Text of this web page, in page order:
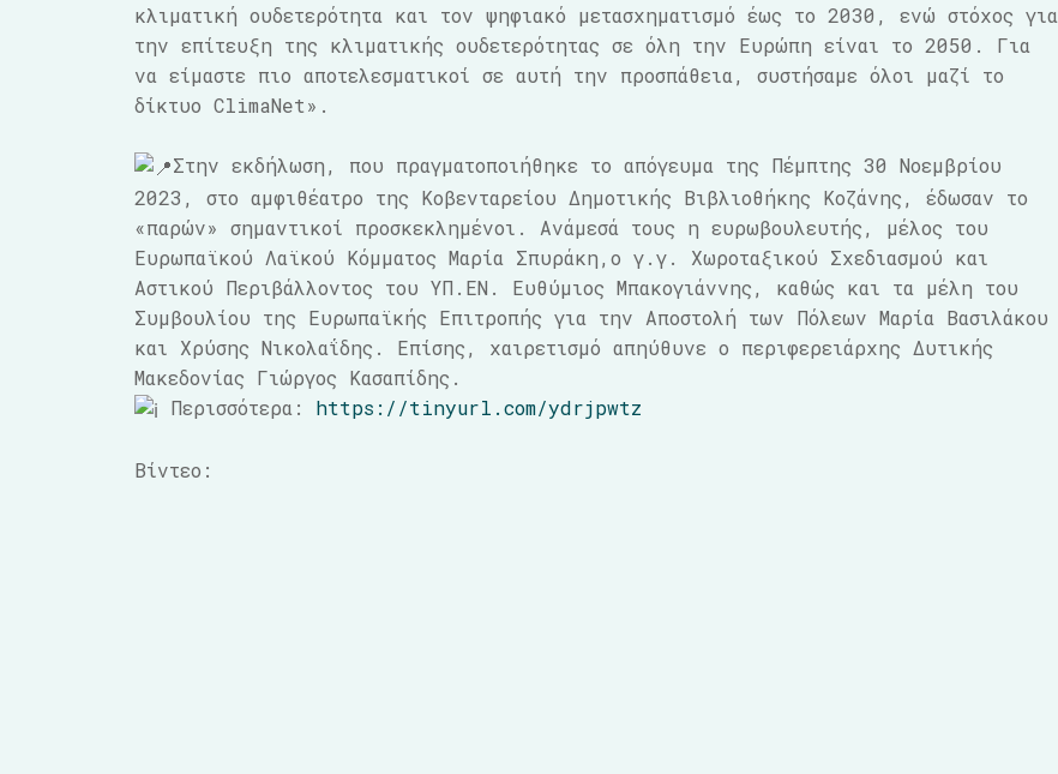
κλιματική ουδετερότητα και τον ψηφιακό μετασχηματισμό έως το 2030, ενώ στόχος για
την επίτευξη της κλιματικής ουδετερότητας σε όλη την Ευρώπη είναι το 2050. Για
να είμαστε πιο αποτελεσματικοί σε αυτή την προσπάθεια, συστήσαμε όλοι μαζί το
δίκτυο ClimaNet».
Στην εκδήλωση, που πραγματοποιήθηκε το απόγευμα της Πέμπτης 30 Νοεμβρίου
2023, στο αμφιθέατρο της Κοβενταρείου Δημοτικής Βιβλιοθήκης Κοζάνης, έδωσαν το
«παρών» σημαντικοί προσκεκλημένοι. Ανάμεσά τους η ευρωβουλευτής, μέλος του
Ευρωπαϊκού Λαϊκού Κόμματος Μαρία Σπυράκη,ο γ.γ. Χωροταξικού Σχεδιασμού και
Αστικού Περιβάλλοντος του ΥΠ.ΕΝ. Ευθύμιος Μπακογιάννης, καθώς και τα μέλη του
Συμβουλίου της Ευρωπαϊκής Επιτροπής για την Αποστολή των Πόλεων Μαρία Βασιλάκου
και Χρύσης Νικολαΐδης. Επίσης, χαιρετισμό απηύθυνε ο περιφερειάρχης Δυτικής
Μακεδονίας Γιώργος Κασαπίδης.
Περισσότερα: https://tinyurl.com/ydrjpwtz
Βίντεο: